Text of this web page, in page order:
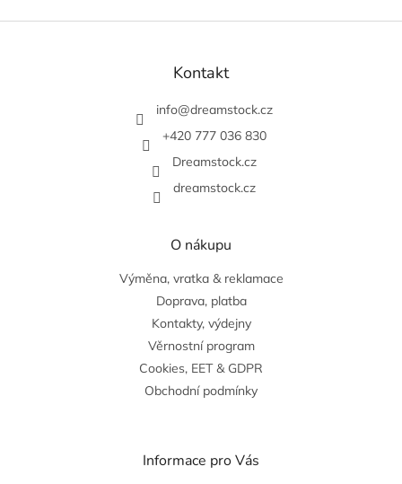
Z
Kontakt
info@dreamstock.cz
+420 777 036 830
Dreamstock.cz
dreamstock.cz
O nákupu
Výměna, vratka & reklamace
Doprava, platba
Kontakty, výdejny
Věrnostní program
Cookies, EET & GDPR
Obchodní podmínky
Informace pro Vás